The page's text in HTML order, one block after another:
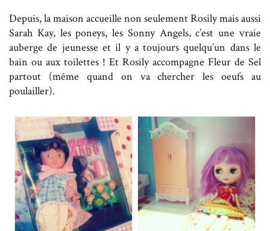
Depuis, la maison accueille non seulement Rosily mais aussi
Sarah Kay, les poneys, les Sonny Angels, c’est une vraie
auberge de jeunesse et il y a toujours quelqu’un dans le
bain ou aux toilettes ! Et Rosily accompagne Fleur de Sel
partout (même quand on va chercher les oeufs au
poulailler).